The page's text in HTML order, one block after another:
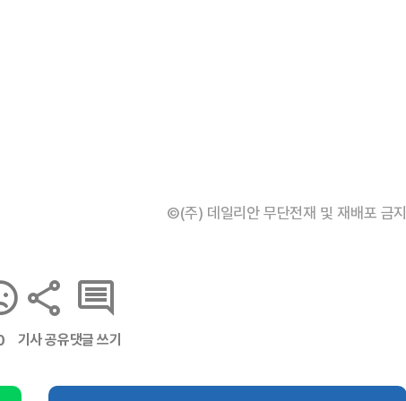
©(주) 데일리안 무단전재 및 재배포 금지
기사 공유댓글 쓰기